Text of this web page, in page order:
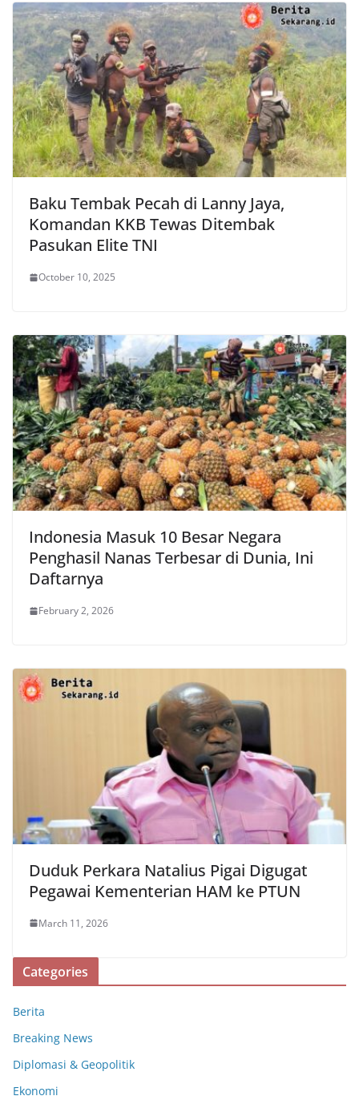
Baku Tembak Pecah di Lanny Jaya,
Komandan KKB Tewas Ditembak
Pasukan Elite TNI
October 10, 2025
Indonesia Masuk 10 Besar Negara
Penghasil Nanas Terbesar di Dunia, Ini
Daftarnya
February 2, 2026
Duduk Perkara Natalius Pigai Digugat
Pegawai Kementerian HAM ke PTUN
March 11, 2026
Categories
Berita
Breaking News
Diplomasi & Geopolitik
Ekonomi